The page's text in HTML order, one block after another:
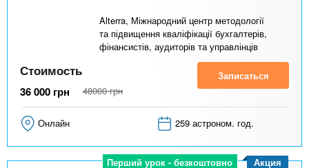
Alterra, Міжнародний центр методології
та підвищення кваліфікації бухгалтерів,
фінансистів, аудиторів та управлінців
Стоимость
36 000 грн 48000 грн
Записаться
Онлайн 259 астроном. год.
Перший урок - безкоштовно Акция